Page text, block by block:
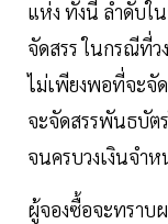
แห่ง ทั้งนี้ ลำดับใ
จัดสรร ในกรณีที่
ไม่เพียงพอที่จะจั
จะจัดสรรพันธบัต
จนครบวงเงินจำห
ผู้จองซื้อจะทราบ